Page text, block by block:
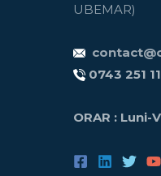
UBEMAR)
0743 251
ORAR : Luni-